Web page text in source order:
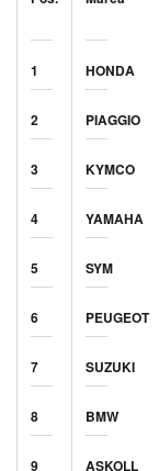
1 HONDA
2 PIAGGIO
3 KYMCO
4 YAMAHA
5 SYM
6 PEUGEOT
7 SUZUKI
8 BMW
9 ASKOLL